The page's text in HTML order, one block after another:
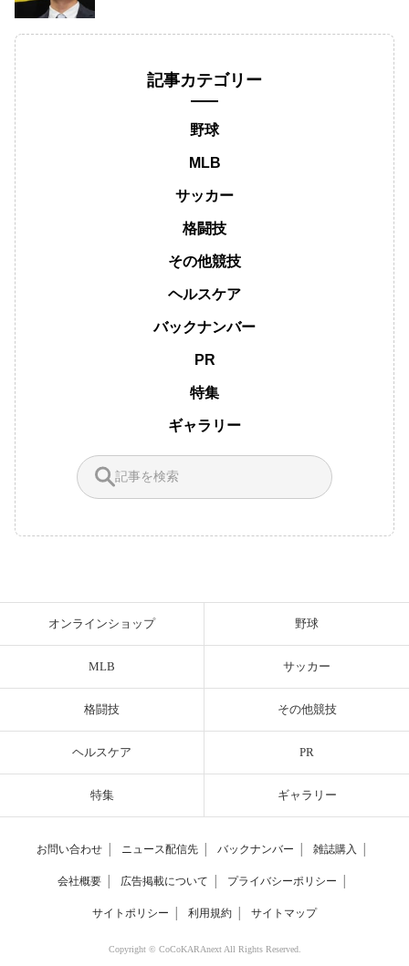
記事カテゴリー
野球
MLB
サッカー
格闘技
その他競技
ヘルスケア
バックナンバー
PR
特集
ギャラリー
オンラインショップ 野球
MLB サッカー
格闘技 その他競技
ヘルスケア PR
特集 ギャラリー
お問い合わせ ニュース配信先 バックナンバー 雑誌購入
会社概要 広告掲載について プライバシーポリシー
サイトポリシー 利用規約 サイトマップ
Copyright © CoCoKARAnext All Rights Reserved.